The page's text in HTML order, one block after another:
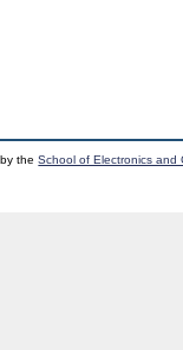
by theSchool of Electronics and